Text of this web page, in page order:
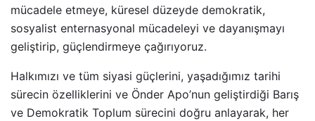
mücadele etmeye, küresel düzeyde demokratik,
sosyalist enternasyonal mücadeleyi ve dayanışmayı
geliştirip, güçlendirmeye çağırıyoruz.
Halkımızı ve tüm siyasi güçlerini, yaşadığımız tarihi
sürecin özelliklerini ve Önder Apo’nun geliştirdiği Barış
ve Demokratik Toplum sürecini doğru anlayarak, her